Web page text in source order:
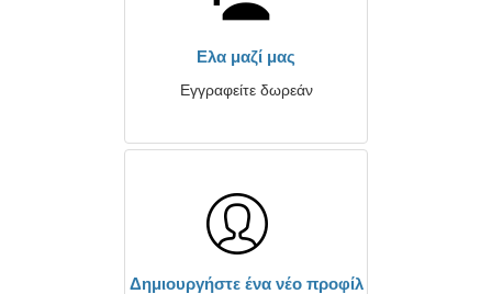
Ελα μαζί μας
Εγγραφείτε δωρεάν
Δημιουργήστε ένα νέο προφίλ